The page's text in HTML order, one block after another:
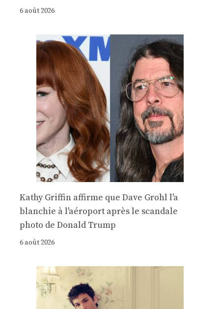
6 août 2026
Kathy Griffin affirme que Dave Grohl l'a
blanchie à l'aéroport après le scandale
photo de Donald Trump
6 août 2026